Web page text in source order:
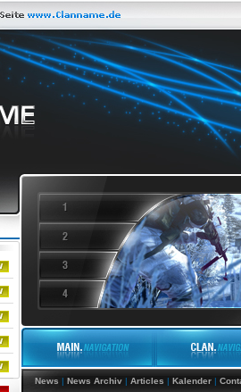
News | News Archiv | Articles | Kalender |